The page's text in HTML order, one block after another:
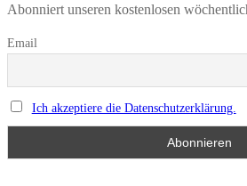
Abonniert unseren kostenlosen
Email
Ich akzeptiere die Datenschutzerklärung.